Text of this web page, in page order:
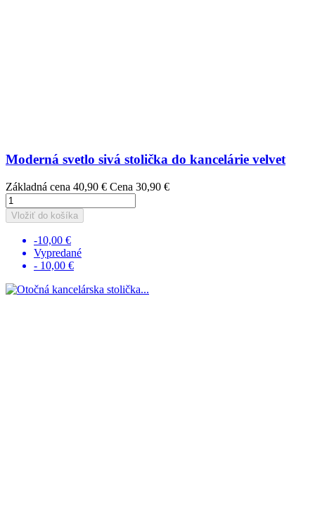
Moderná svetlo sivá stolička do kancelárie velvet
Základná cena 40,90 € Cena 30,90 €
Vložiť do košíka
-10,00 €
Vypredané
- 10,00 €